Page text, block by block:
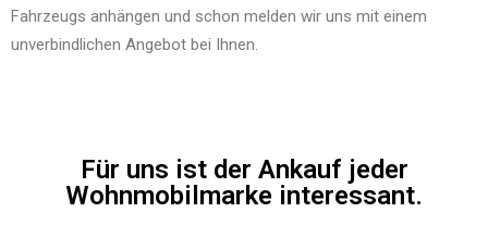
Fahrzeugs anhängen und schon melden wir uns mit einem
unverbindlichen Angebot bei Ihnen.
Für uns ist der Ankauf jeder
Wohnmobilmarke interessant.